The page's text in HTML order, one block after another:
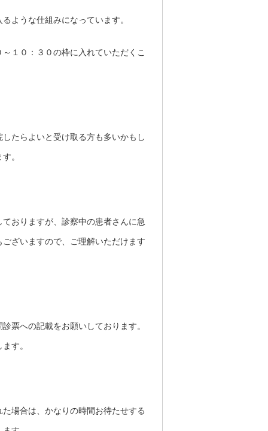
ような仕組みになっています。
１０：３０の枠に入れていただくこ
たらよいと受け取る方も多いかもし
。
おりますが、診察中の患者さんに急
ざいますので、ご理解いただけます
票への記載をお願いしております。
す。
場合は、かなりの時間お待たせする